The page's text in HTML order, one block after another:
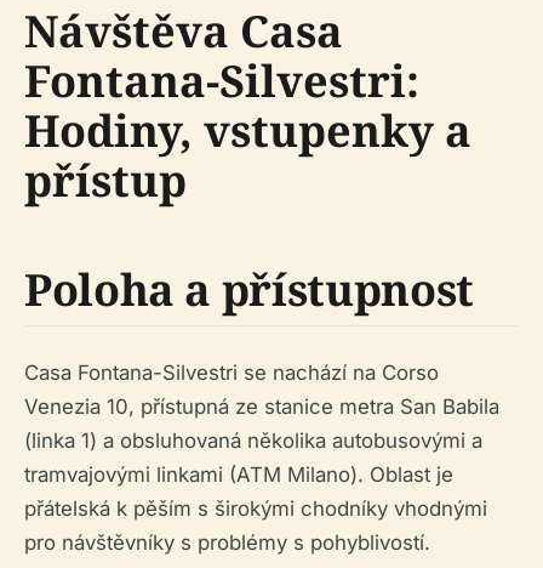
Návštěva Casa
Fontana-Silvestri:
Hodiny, vstupenky a
přístup
Poloha a přístupnost
Casa Fontana-Silvestri se nachází na Corso
Venezia 10, přístupná ze stanice metra San Babila
(linka 1) a obsluhovaná několika autobusovými a
tramvajovými linkami (ATM Milano). Oblast je
přátelská k pěším s širokými chodníky vhodnými
pro návštěvníky s problémy s pohyblivostí.